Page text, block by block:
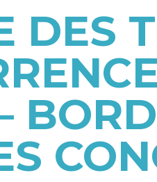
DES